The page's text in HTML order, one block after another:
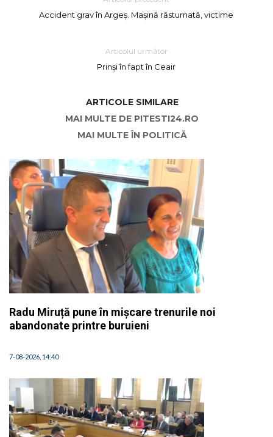
Accident grav în Argeș. Mașină răsturnată, victime
Articolul următor
Prinși în fapt în Ceair
ARTICOLE SIMILARE
MAI MULTE DE PITESTI24.RO
MAI MULTE ÎN POLITICĂ
Radu Miruță pune în mișcare trenurile noi
abandonate printre buruieni
7-08-2026, 14:40